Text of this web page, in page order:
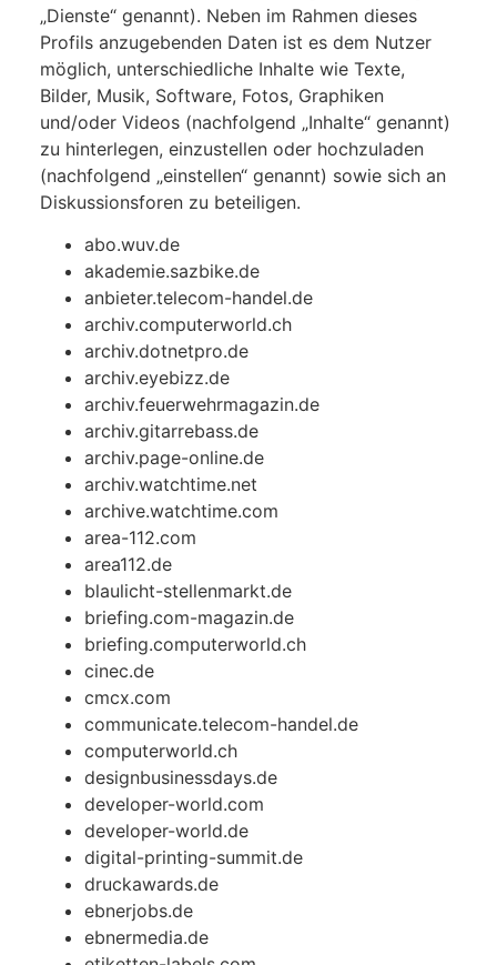
„Dienste“ genannt). Neben im Rahmen dieses
Profils anzugebenden Daten ist es dem Nutzer
möglich, unterschiedliche Inhalte wie Texte,
Bilder, Musik, Software, Fotos, Graphiken
und/oder Videos (nachfolgend „Inhalte“ genannt)
zu hinterlegen, einzustellen oder hochzuladen
(nachfolgend „einstellen“ genannt) sowie sich an
Diskussionsforen zu beteiligen.
abo.wuv.de
akademie.sazbike.de
anbieter.telecom-handel.de
archiv.computerworld.ch
archiv.dotnetpro.de
archiv.eyebizz.de
archiv.feuerwehrmagazin.de
archiv.gitarrebass.de
archiv.page-online.de
archiv.watchtime.net
archive.watchtime.com
area-112.com
area112.de
blaulicht-stellenmarkt.de
briefing.com-magazin.de
briefing.computerworld.ch
cinec.de
cmcx.com
communicate.telecom-handel.de
computerworld.ch
designbusinessdays.de
developer-world.com
developer-world.de
digital-printing-summit.de
druckawards.de
ebnerjobs.de
ebnermedia.de